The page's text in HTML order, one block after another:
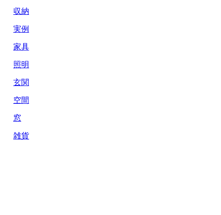
収納
実例
家具
照明
玄関
空間
窓
雑貨